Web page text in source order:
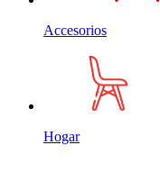
Accesorios
Hogar